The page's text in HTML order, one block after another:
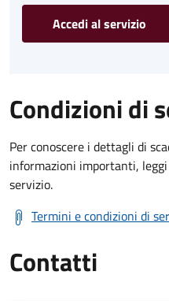
Accedi al servizio
Condizioni di
Per conoscere i dettagli di
informazioni importanti,
servizio.
Termini e condizioni di
Contatti